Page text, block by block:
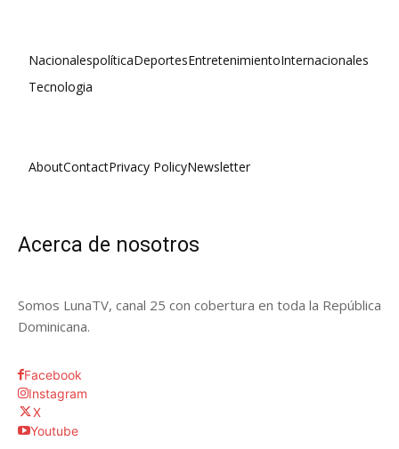
NacionalespolíticaDeportesEntretenimientoInternacionales
Tecnologia
AboutContactPrivacy PolicyNewsletter
Acerca de nosotros
Somos LunaTV, canal 25 con cobertura en toda la República
Dominicana.
Facebook
Instagram
X
Youtube